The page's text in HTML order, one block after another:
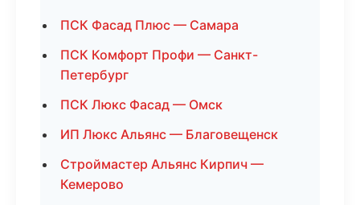
ПСК Фасад Плюс — Самара
ПСК Комфорт Профи — Санкт-
Петербург
ПСК Люкс Фасад — Омск
ИП Люкс Альянс — Благовещенск
Строймастер Альянс Кирпич —
Кемерово